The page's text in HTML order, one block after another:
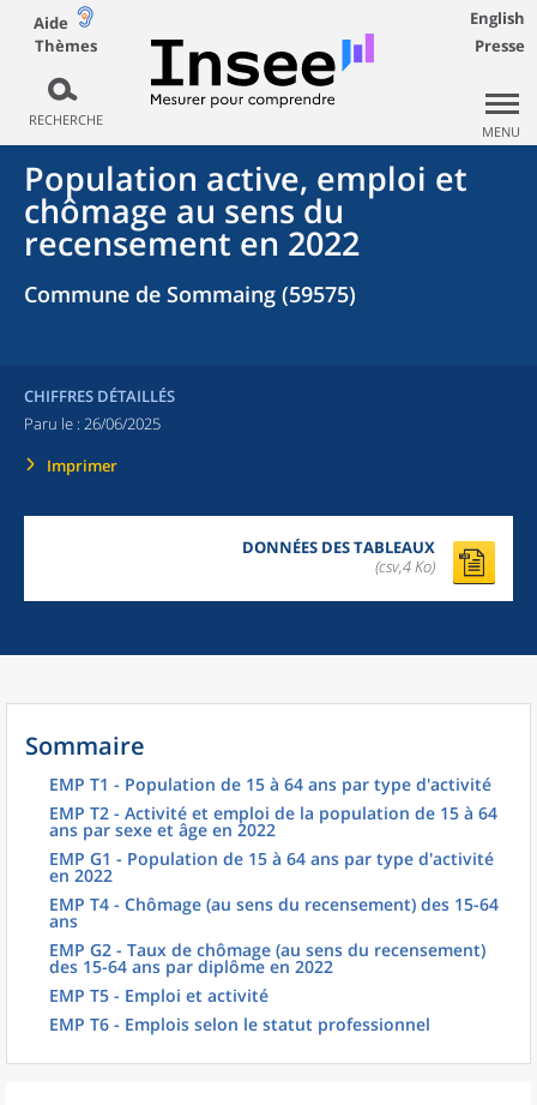
Aide
Thèmes
RECHERCHE
English
Presse
MENU
Population active, emploi et
chômage au sens du
recensement en 2022
Commune de Sommaing (59575)
CHIFFRES DÉTAILLÉS
Paru le : 26/06/2025
Imprimer
DONNÉES DES TABLEAUX
(csv,4 Ko)
Sommaire
EMP T1 - Population de 15 à 64 ans par type d'activité
EMP T2 - Activité et emploi de la population de 15 à 64
ans par sexe et âge en 2022
EMP G1 - Population de 15 à 64 ans par type d'activité
en 2022
EMP T4 - Chômage (au sens du recensement) des 15-64
ans
EMP G2 - Taux de chômage (au sens du recensement)
des 15-64 ans par diplôme en 2022
EMP T5 - Emploi et activité
EMP T6 - Emplois selon le statut professionnel